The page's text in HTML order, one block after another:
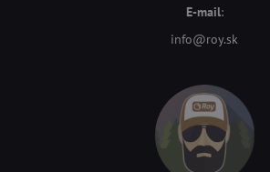
E-mail:
info@roy.sk